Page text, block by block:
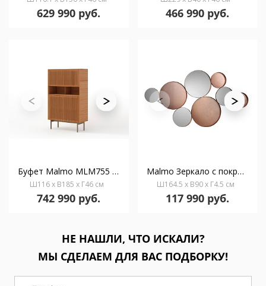
629 990 руб. 466 990 руб.
Буфет Malmo MLM755 с ножками высотой 29 см черного цвета
Ш116 x В185 x Г46 см
742 990 руб.
Malmo Зеркало с покрытием розовое золото 165X90
Ш164.5 x В90 x Г4.5 см
117 990 руб.
НЕ НАШЛИ, ЧТО ИСКАЛИ?
МЫ СДЕЛАЕМ ДЛЯ ВАС ПОДБОРКУ!